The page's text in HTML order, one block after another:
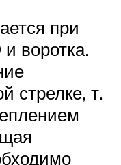
при
воротка.
стрелке, т.